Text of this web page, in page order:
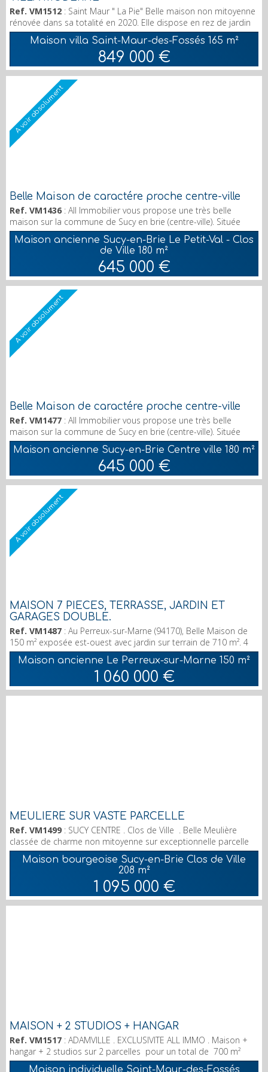
Ref. VM1512 : Saint Maur " La Pie" Belle maison non mitoyenne
rénovée dans sa totalité en 2020. Elle dispose en rez de jardin
d'une cuisine équipée , d'un vaste séjour traversant de 52 m²
avec son accès sur jardin, d'une chambre avec salle d'eau. A
l'étage : palier, 3 chambres dont une grande suite de 25 m²,
salle d'eau , wc et salle de bain. combles de 80 m² utiles. Sous
sol buanderie. Petite dépenda...
Maison villa Saint-Maur-des-Fossés 165 m²
849 000 €
A voir absolument
Belle Maison de caractére proche centre-ville
Ref. VM1436 : All Immobilier vous propose une très belle
maison sur la commune de Sucy en brie (centre-ville). Située
dans une rue calme et pavillonnaire, cette maison est idéale
pour une famille nombreuse, 180m² offrant en RDC une grande
cuisine et son entrée, un séjour traversant donnant sur une
terrasse et un beau jardin. Aux 1er étage 3 chambres et une
salle de bains au second un bureau, et un...
Maison ancienne Sucy-en-Brie Le Petit-Val - Clos
de Ville 180 m²
645 000 €
A voir absolument
Belle Maison de caractére proche centre-ville
Ref. VM1477 : All Immobilier vous propose une très belle
maison sur la commune de Sucy en brie (centre-ville). Située
dans une rue calme et pavillonnaire, cette maison est idéale
pour une famille nombreuse, 180m² offrant en RDC une grande
cuisine et son entrée, un séjour traversant donnant sur une
terrasse et un beau jardin. Aux 1er étage 3 chambres et une
salle de bains au second un bureau, et un...
Maison ancienne Sucy-en-Brie Centre ville 180 m²
645 000 €
A voir absolument
MAISON 7 PIÈCES, TERRASSE, JARDIN ET
GARAGES DOUBLE.
Ref. VM1487 : Au Perreux-sur-Marne (94170), Belle Maison de
150 m² exposée est-ouest avec jardin sur terrain de 710 m². 4
chambres. 2 sdb, 2 wc. Terrasse (25 m²) et 2 parkings. Doubles
vitrages, DPE en D.
Maison ancienne Le Perreux-sur-Marne 150 m²
1 060 000 €
MEULIERE SUR VASTE PARCELLE
Ref. VM1499 : SUCY CENTRE . Clos de Ville . Belle Meulière
classée de charme non mitoyenne sur exceptionnelle parcelle
de 1555 m² sans vis à vis . En rez de chaussée : belle entrée,
cuisine équipée et aménagée, vaste pièce de réception de plus
de 60 m² avec accès direct sur terrasse et jardin paysager. (
arbres remarquables) Bureau . wc indépendant. Aux étages : 5
chambres, salle d'eau , salle d...
Maison bourgeoise Sucy-en-Brie Clos de Ville
208 m²
1 095 000 €
MAISON + 2 STUDIOS + HANGAR
Ref. VM1517 : ADAMVILLE . EXCLUSIVITE ALL IMMO . Maison +
hangar + 2 studios sur 2 parcelles pour un total de 700 m²
section BV 0096 zône ub/ub 413 m² et section BV 237 zône
Maison individuelle Saint-Maur-des-Fossés